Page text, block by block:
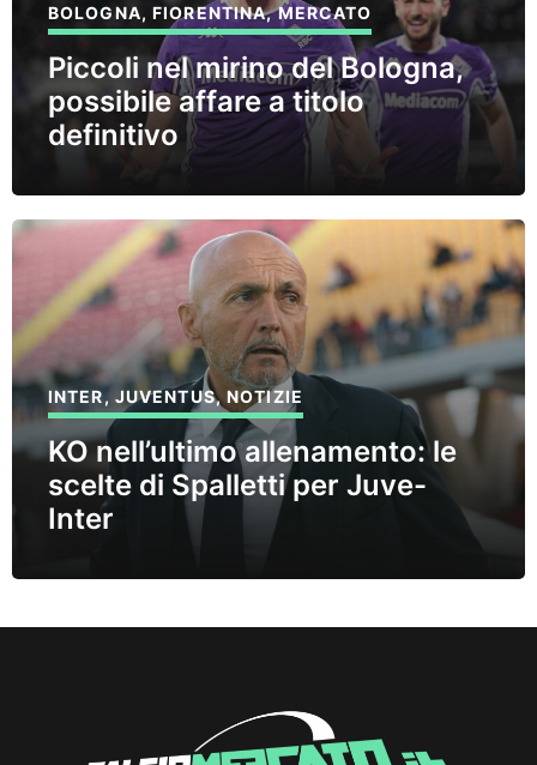
BOLOGNA,FIORENTINA,MERCATO
Piccoli nel mirino del Bologna,
possibile affare a titolo
definitivo
INTER, JUVENTUS,NOTIZIE
KO nell’ultimo allenamento: le
scelte di Spalletti per Juve-
Inter